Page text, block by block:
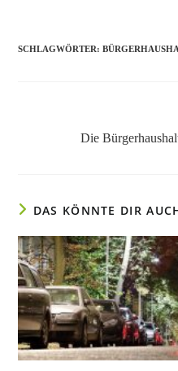
SCHLAGWÖRTER:
Die
DAS KÖNNTE DIR